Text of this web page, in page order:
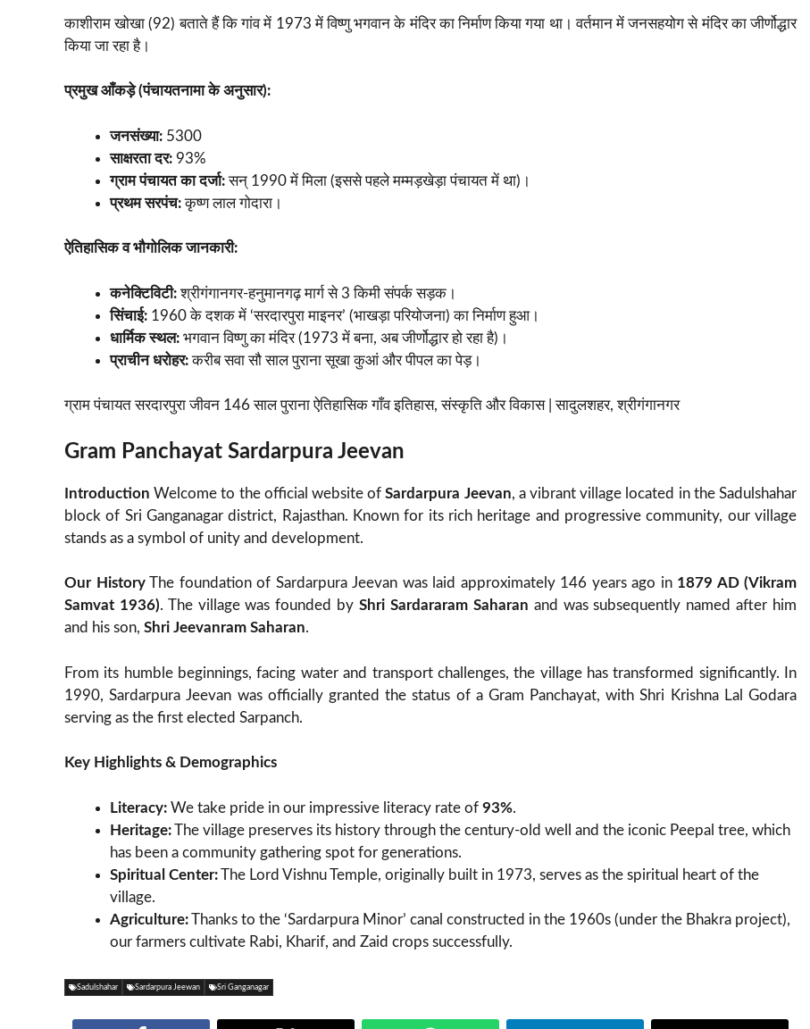
काशीराम खोखा (92) बताते हैं कि गांव में 1973 में विष्णु भगवान के मंदिर का निर्माण किया गया था। वर्तमान में जनसहयोग से मंदिर का जीर्णोद्धार
किया जा रहा है।
प्रमुख आँकड़े (पंचायतनामा के अनुसार):
जनसंख्या: 5300
साक्षरता दर: 93%
ग्राम पंचायत का दर्जा:सन् 1990 में मिला (इससे पहले मम्मड़खेड़ा पंचायत में था)।
प्रथम सरपंच:कृष्ण लाल गोदारा।
ऐतिहासिक व भौगोलिक जानकारी:
कनेक्टिविटी:श्रीगंगानगर-हनुमानगढ़ मार्ग से 3 किमी संपर्क सड़क।
सिंचाई: 1960 के दशक में ‘सरदारपुरा माइनर’ (भाखड़ा परियोजना) का निर्माण हुआ।
धार्मिक स्थल: भगवान विष्णु का मंदिर (1973 में बना, अब जीर्णोद्धार हो रहा है)।
प्राचीन धरोहर:करीब सवा सौ साल पुराना सूखा कुआं और पीपल का पेड़।
ग्राम पंचायत सरदारपुरा जीवन 146 साल पुराना ऐतिहासिक गाँव इतिहास, संस्कृति और विकास | सादुलशहर, श्रीगंगानगर
Gram Panchayat Sardarpura Jeevan
Introduction Welcome to the official website ofSardarpura Jeevan, a vibrant village located in the Sadulshahar
block of Sri Ganganagar district, Rajasthan. Known for its rich heritage and progressive community, our village
stands as a symbol of unity and development.
Our HistoryThe foundation of Sardarpura Jeevan was laid approximately 146 years ago in 1879 AD (Vikram
Samvat 1936). The village was founded byShri Sardararam Saharan and was subsequently named after him
and his son, Shri Jeevanram Saharan.
From its humble beginnings, facing water and transport challenges, the village has transformed significantly. In
1990, Sardarpura Jeevan was officially granted the status of a Gram Panchayat, with Shri Krishna Lal Godara
serving as the first elected Sarpanch.
Key Highlights & Demographics
Literacy: We take pride in our impressive literacy rate of 93%.
Heritage:The village preserves its history through the century-old well and the iconic Peepal tree, which
has been a community gathering spot for generations.
Spiritual Center:The Lord Vishnu Temple, originally built in 1973, serves as the spiritual heart of the
village.
Agriculture:Thanks to the ‘Sardarpura Minor’ canal constructed in the 1960s (under the Bhakra project),
our farmers cultivate Rabi, Kharif, and Zaid crops successfully.
Sadulshahar Sardarpura Jeewan Sri Ganganagar